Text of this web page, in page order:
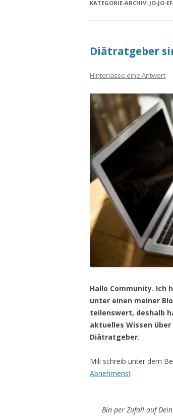
KATEGORIE-ARCHIV: JO-JO-
Diätratgeber
Hinterlasse eine Antwort
Hallo Community. Ich
unter einen meiner
teilenswert, deshalb
aktuelles Wissen
Diätratgeber.
Mili schreib unter dem
Abnehmens!:
Bin per Zufall auf